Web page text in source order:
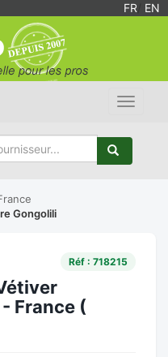
FR EN
Toggle
Gongolili
Réf : 718215
France (